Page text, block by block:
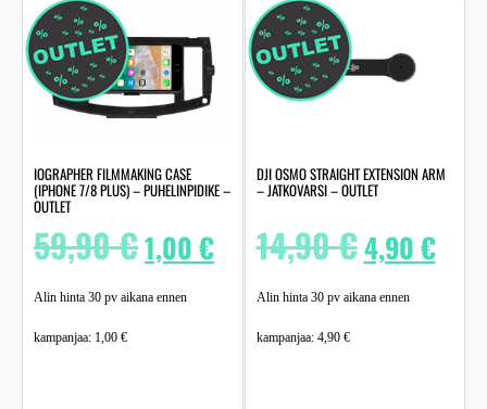
IOGRAPHER FILMMAKING CASE
(IPHONE 7/8 PLUS) – PUHELINPIDIKE –
OUTLET
59,90€1,00€
Alin hinta 30 pv aikana ennen
kampanjaa: 1,00 €
DJI OSMO STRAIGHT EXTENSION ARM
– JATKOVARSI – OUTLET
14,90€4,90€
Alin hinta 30 pv aikana ennen
kampanjaa: 4,90 €